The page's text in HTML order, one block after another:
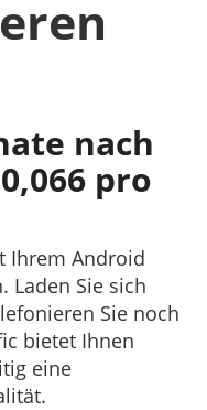
nach
pro
Ihrem Android
Laden Sie sich
Sie noch
bietet Ihnen
eine